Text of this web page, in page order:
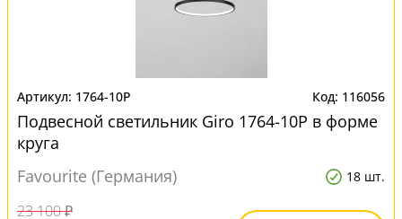
1764-10P 116056
Подвесной светильник Giro 1764-10P в форме
круга
Favourite (Германия)
18 шт.
23 100 ₽